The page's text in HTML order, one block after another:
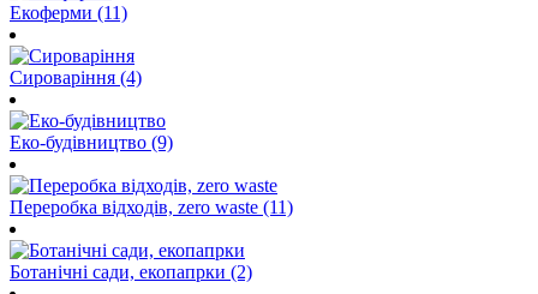
Екоферми (11)
Сироваріння (4)
Еко-будівництво (9)
Переробка відходів, zero waste (11)
Ботанічні сади, екопапрки (2)